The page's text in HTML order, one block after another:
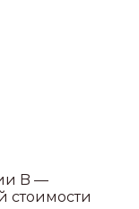
B —
стоимости